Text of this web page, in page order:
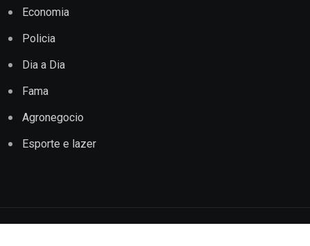
Economia
Policia
Dia a Dia
Fama
Agronegocio
Esporte e lazer